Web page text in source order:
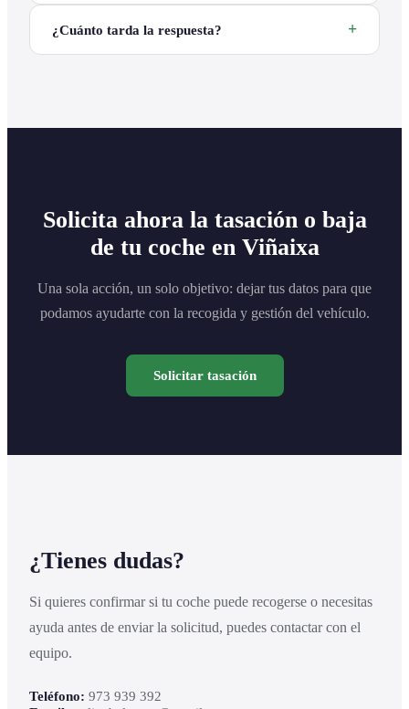
¿Cuánto tarda la respuesta?
Solicita ahora la tasación o baja
de tu coche en Viñaixa
Una sola acción, un solo objetivo: dejar tus datos para que
podamos ayudarte con la recogida y gestión del vehículo.
Solicitar tasación
¿Tienes dudas?
Si quieres confirmar si tu coche puede recogerse o necesitas
ayuda antes de enviar la solicitud, puedes contactar con el
equipo.
Teléfono: 973 939 392